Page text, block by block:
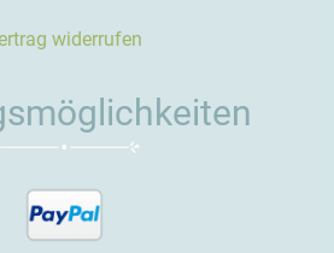
widerrufen